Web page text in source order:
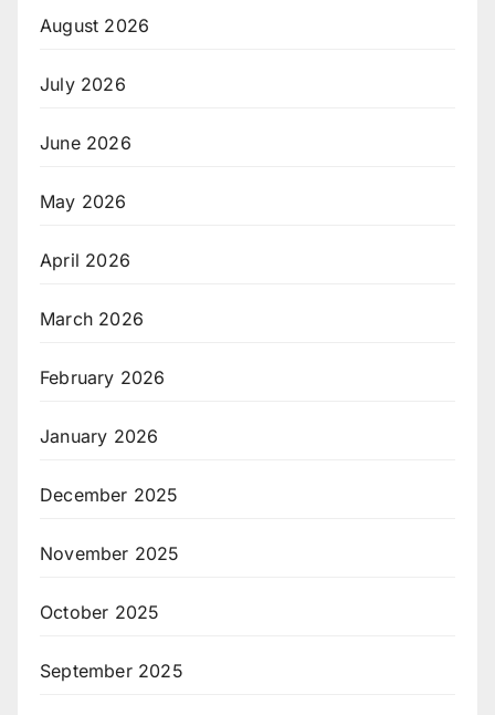
August 2026
July 2026
June 2026
May 2026
April 2026
March 2026
February 2026
January 2026
December 2025
November 2025
October 2025
September 2025